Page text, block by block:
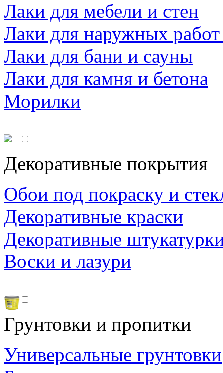
Лаки для мебели и стен
Лаки для наружных
Лаки для бани и сауны
Лаки для камня и бетона
Морилки
Декоративные покрытия
Обои под покраску и
Декоративные краски
Декоративные
Воски и лазури
Грунтовки и пропитки
Универсальные грунтовки